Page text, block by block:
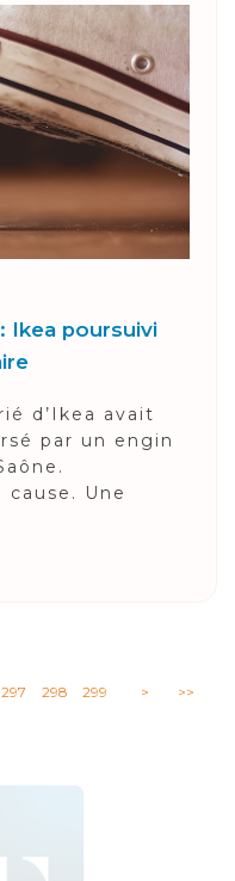
Ikea poursuivi
d’Ikea avait
par un engin
cause. Une
297 298 299 > >>